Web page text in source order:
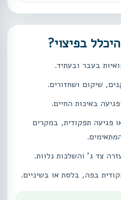
בפיצוי?
בעבר ובעתיד.
שיקום ושחזורים.
באיכות החיים.
פגיעה תפקודית, במקרים
צד ג' והשלכות נלוות.
בפה, בלסת או בשיניים.